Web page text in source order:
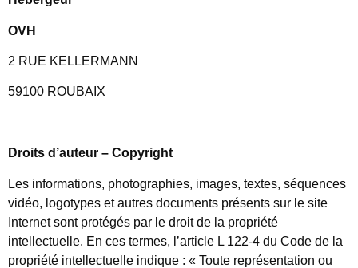
OVH
2 RUE KELLERMANN
59100 ROUBAIX
Droits d’auteur – Copyright
Les informations, photographies, images, textes, séquences
vidéo, logotypes et autres documents présents sur le site
Internet sont protégés par le droit de la propriété
intellectuelle. En ces termes, l’article L 122-4 du Code de la
propriété intellectuelle indique : « Toute représentation ou